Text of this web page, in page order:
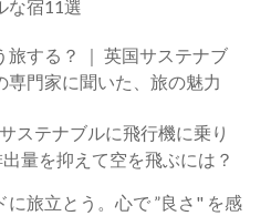
な宿11選
英国サステナブ
専門家に聞いた、旅の魅力
ステナブルに飛行機に乗り
量を抑えて空を飛ぶには？
に旅立とう。心で ”良さ" を感